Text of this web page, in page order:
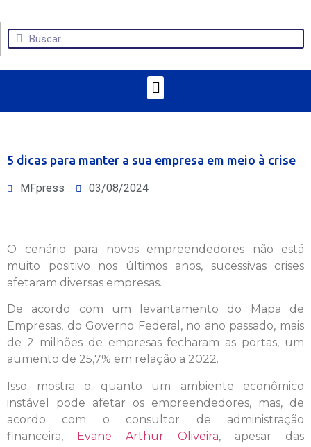
5 dicas para manter a sua empresa em meio à crise
MFpress 03/08/2024
O cenário para novos empreendedores não está
muito positivo nos últimos anos, sucessivas crises
afetaram diversas empresas.
De acordo com um levantamento do Mapa de
Empresas, do Governo Federal, no ano passado, mais
de 2 milhões de empresas fecharam as portas, um
aumento de 25,7% em relação a 2022.
Isso mostra o quanto um ambiente econômico
instável pode afetar os empreendedores, mas, de
acordo com o consultor de administração
financeira, Evane Arthur Oliveira, apesar das